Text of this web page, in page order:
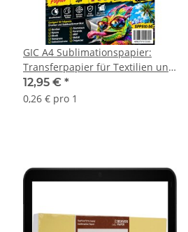
GIC A4 Sublimationspapier:
Transferpapier für Textilien und
Feststoffe - 50 Blatt Packung -
Optimal auf die Marke GIC
12,95 € *
0,26 € pro 1